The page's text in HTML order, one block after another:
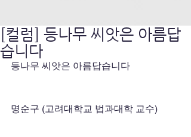
[컬럼] 등나무 씨앗은 아름답
습니다
등나무 씨앗은 아름답습니다
명순구 (고려대학교 법과대학 교수)